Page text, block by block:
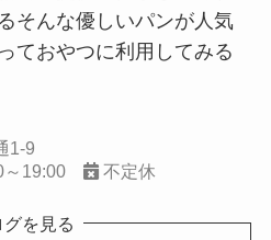
そんな優しいパンが人気
ておやつに利用してみる
1-9
～19:00 不定休
を見る